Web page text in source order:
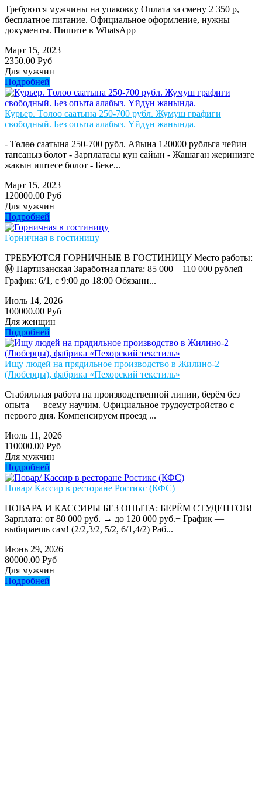
Требуются мужчины на упаковку Оплата за смену 2 350 р,
бесплатное питание. Официальное оформление, нужны
документы. Пишите в WhatsApp
Март 15, 2023
2350.00 Руб
Для мужчин
Подробней
Курьер. Төлөө саатына 250-700 рубл. Жумуш графиги
свободный. Без опыта алабыз. Үйдүн жанында.
- Төлөө саатына 250-700 рубл. Айына 120000 рубльга чейин
тапсаныз болот - Зарплатасы кун сайын - Жашаган жеринизге
жакын иштесе болот - Беке...
Март 15, 2023
120000.00 Руб
Для мужчин
Подробней
Горничная в гостиницу
ТРЕБУЮТСЯ ГОРНИЧНЫЕ В ГОСТИНИЦУ Место работы:
Ⓜ️ Партизанская Заработная плата: 85 000 – 110 000 рублей
График: 6/1, с 9:00 до 18:00 Обязанн...
Июль 14, 2026
100000.00 Руб
Для женщин
Подробней
Ищу людей на прядильное производство в Жилино-2
(Люберцы), фабрика «Пехорский текстиль»
Стабильная работа на производственной линии, берём без
опыта — всему научим. Официальное трудоустройство с
первого дня. Компенсируем проезд ...
Июль 11, 2026
110000.00 Руб
Для мужчин
Подробней
Повар/ Кассир в ресторане Ростикс (КФС)
ПОВАРА И КАССИРЫ БЕЗ ОПЫТА: БЕРЁМ СТУДЕНТОВ!
Зарплата: от 80 000 руб. → до 120 000 руб.+ График —
выбираешь сам! (2/2,3/2, 5/2, 6/1,4/2) Раб...
Июнь 29, 2026
80000.00 Руб
Для мужчин
Подробней